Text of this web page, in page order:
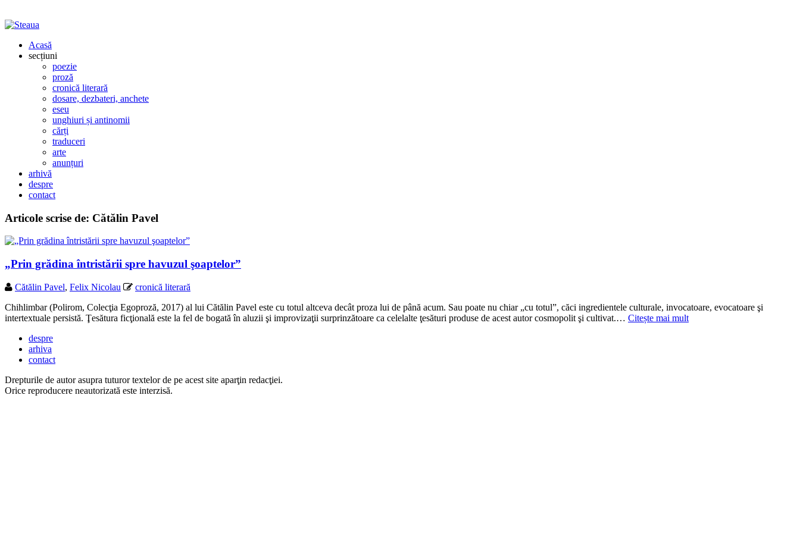
Acasă
secțiuni
poezie
proză
cronică literară
dosare, dezbateri, anchete
eseu
unghiuri și antinomii
cărți
traduceri
arte
anunțuri
arhivă
despre
contact
Articole scrise de: Cătălin Pavel
„Prin grădina întristării spre havuzul şoaptelor”
Cătălin Pavel, Felix Nicolau
cronică literară
Chihlimbar (Polirom, Colecţia Egoproză, 2017) al lui Cătălin Pavel este cu totul altceva decât proza lui de până acum. Sau poate nu chiar „cu totul”, căci ingredientele culturale, invocatoare, evocatoare şi
intertextuale persistă. Ţesătura ficţională este la fel de bogată în aluzii şi improvizaţii surprinzătoare ca celelalte ţesături produse de acest autor cosmopolit şi cultivat.… Citește mai mult
despre
arhiva
contact
Drepturile de autor asupra tuturor textelor de pe acest site aparţin redacţiei.
Orice reproducere neautorizată este interzisă.